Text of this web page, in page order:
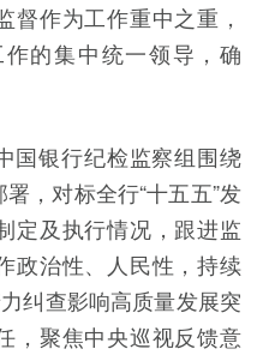
督作为工作重中之重，
的集中统一领导，确
国银行纪检监察组围绕
，对标全行“十五五”发
定及执行情况，跟进监
政治性、人民性，持续
纠查影响高质量发展突
，聚焦中央巡视反馈意